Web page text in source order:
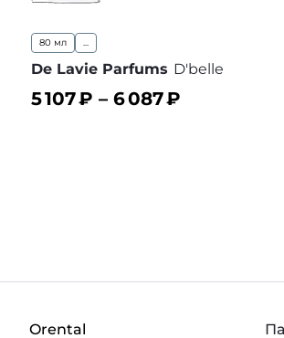
80 мл ...
De Lavie Parfums D'belle
5 107₽ – 6 087₽
Orental